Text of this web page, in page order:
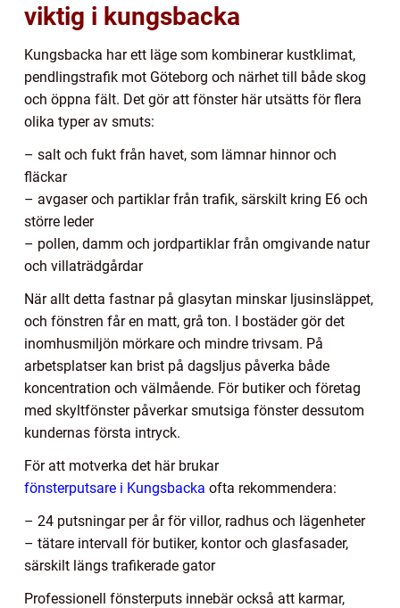
viktig i kungsbacka
Kungsbacka har ett läge som kombinerar kustklimat,
pendlingstrafik mot Göteborg och närhet till både skog
och öppna fält. Det gör att fönster här utsätts för flera
olika typer av smuts:
– salt och fukt från havet, som lämnar hinnor och
fläckar
– avgaser och partiklar från trafik, särskilt kring E6 och
större leder
– pollen, damm och jordpartiklar från omgivande natur
och villaträdgårdar
När allt detta fastnar på glasytan minskar ljusinsläppet,
och fönstren får en matt, grå ton. I bostäder gör det
inomhusmiljön mörkare och mindre trivsam. På
arbetsplatser kan brist på dagsljus påverka både
koncentration och välmående. För butiker och företag
med skyltfönster påverkar smutsiga fönster dessutom
kundernas första intryck.
För att motverka det här brukar
fönsterputsare i Kungsbacka ofta rekommendera:
– 24 putsningar per år för villor, radhus och lägenheter
– tätare intervall för butiker, kontor och glasfasader,
särskilt längs trafikerade gator
Professionell fönsterputs innebär också att karmar,